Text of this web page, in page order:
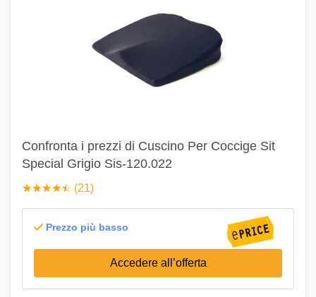
Confronta i prezzi di Cuscino Per Coccige Sit
Special Grigio Sis-120.022
☆☆☆☆☆
★★★★★ (21)
Prezzo più basso
Accedere all’offerta